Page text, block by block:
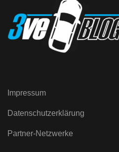
Impressum
Datenschutzerklärung
Partner-Netzwerke